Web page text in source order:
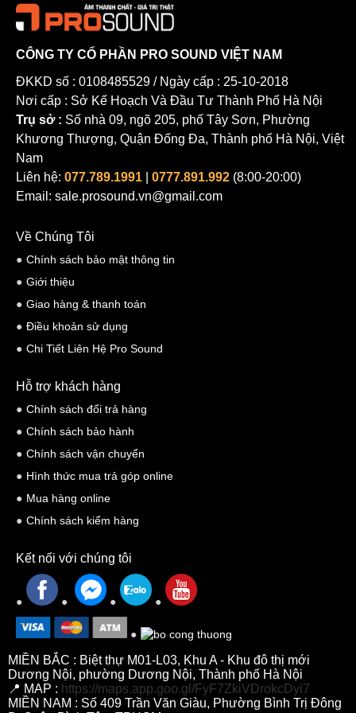
CÔNG TY CỔ PHẦN PRO SOUND VIỆT NAM
ĐKKD số : 0108485529 / Ngày cấp : 25-10-2018
Nơi cấp : Sở Kế Hoạch Và Đầu Tư Thành Phố Hà Nội
Trụ sở : Số nhà 09, ngõ 205, phố Tây Sơn, Phường
Khương Thượng, Quận Đống Đa, Thành phố Hà Nội, Việt
Nam
Liên hệ: 077.789.1991 0777.891.992 (8:00-20:00)
Email: sale.prosound.vn@gmail.com
Về Chúng Tôi
Chính sách bảo mật thông tin
Giới thiệu
Giao hàng & thanh toán
Điều khoản sử dụng
Chi Tiết Liên Hệ Pro Sound
Hỗ trợ khách hàng
Chính sách đổi trả hàng
Chính sách bảo hành
Chính sách vận chuyển
Hình thức mua trả góp online
Mua hàng online
Chính sách kiểm hàng
Kết nối với chúng tôi
MIỀN BẮC : Biệt thự M01-L03, Khu A - Khu đô thị mới
Dương Nội, phường Dương Nội, Thành phố Hà Nội
📍 MAP : https://maps.app.goo.gl/FyF7ZkiVDrokcDyi7
MIỀN NAM : Số 409 Trần Văn Giàu, Phường Bình Trị Đông